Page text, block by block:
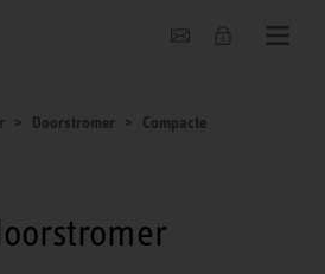
Doorstromer
Compacte